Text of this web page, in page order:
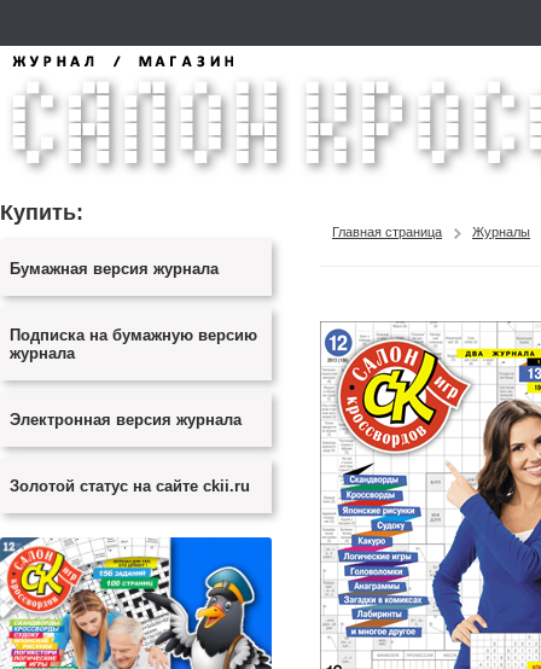
Купить:
Бумажная версия журнала
Подписка на бумажную версию
журнала
Электронная версия журнала
Золотой статус на сайте ckii.ru
Главная страница Журналы